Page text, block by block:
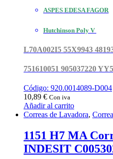
ASPES EDESA FAGOR
Hutchinson Poly V
L70A002I5 55X9943
751610051 905037220
Código: 920.0014089-D004
10,89 € Con iva
Añadir al carrito
Correas de Lavadora,
1151 H7 MA
INDESIT